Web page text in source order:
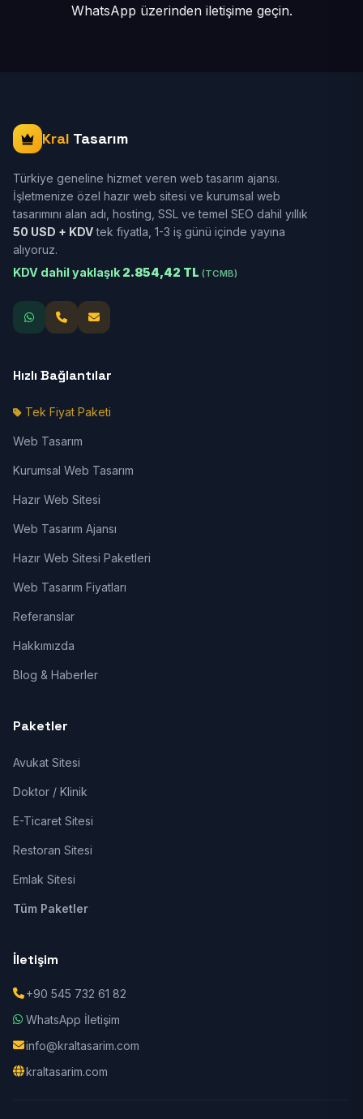
WhatsApp üzerinden iletişime geçin.
Kral Tasarım
Türkiye geneline hizmet veren web tasarım ajansı.
İşletmenize özel hazır web sitesi ve kurumsal web
tasarımını alan adı, hosting, SSL ve temel SEO dahil yıllık
50 USD + KDVtek fiyatla, 1-3 iş günü içinde yayına
alıyoruz.
KDV dahil yaklaşık 2.854,42 TL (TCMB)
Hızlı Bağlantılar
Tek Fiyat Paketi
Web Tasarım
Kurumsal Web Tasarım
Hazır Web Sitesi
Web Tasarım Ajansı
Hazır Web Sitesi Paketleri
Web Tasarım Fiyatları
Referanslar
Hakkımızda
Blog & Haberler
Paketler
Avukat Sitesi
Doktor / Klinik
E-Ticaret Sitesi
Restoran Sitesi
Emlak Sitesi
Tüm Paketler
İletişim
+90 545 732 61 82
WhatsApp İletişim
info@kraltasarim.com
kraltasarim.com